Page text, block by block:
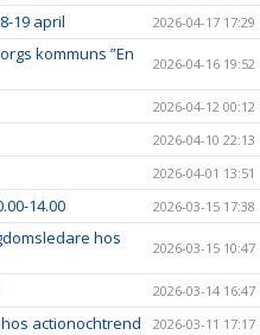
19 april 2026-04-17 17:29
kommuns ”En
2026-04-16 19:52
2026-04-12 00:12
2026-04-10 22:13
2026-04-01 13:51
14.00 2026-03-15 17:38
hos
2026-03-15 10:47
2026-03-14 16:47
actionochtrend 2026-03-11 17:17